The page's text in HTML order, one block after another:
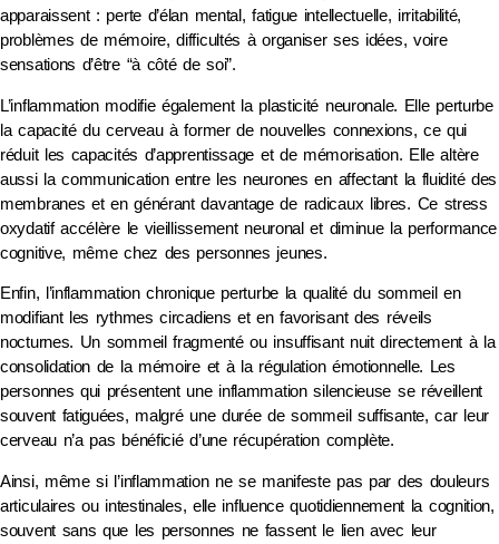
apparaissent : perte d’élan mental, fatigue intellectuelle, irritabilité,
problèmes de mémoire, difficultés à organiser ses idées, voire
sensations d’être “à côté de soi”.
L’inflammation modifie également la plasticité neuronale. Elle perturbe
la capacité du cerveau à former de nouvelles connexions, ce qui
réduit les capacités d’apprentissage et de mémorisation. Elle altère
aussi la communication entre les neurones en affectant la fluidité des
membranes et en générant davantage de radicaux libres. Ce stress
oxydatif accélère le vieillissement neuronal et diminue la performance
cognitive, même chez des personnes jeunes.
Enfin, l’inflammation chronique perturbe la qualité du sommeil en
modifiant les rythmes circadiens et en favorisant des réveils
nocturnes. Un sommeil fragmenté ou insuffisant nuit directement à la
consolidation de la mémoire et à la régulation émotionnelle. Les
personnes qui présentent une inflammation silencieuse se réveillent
souvent fatiguées, malgré une durée de sommeil suffisante, car leur
cerveau n’a pas bénéficié d’une récupération complète.
Ainsi, même si l’inflammation ne se manifeste pas par des douleurs
articulaires ou intestinales, elle influence quotidiennement la cognition,
souvent sans que les personnes ne fassent le lien avec leur